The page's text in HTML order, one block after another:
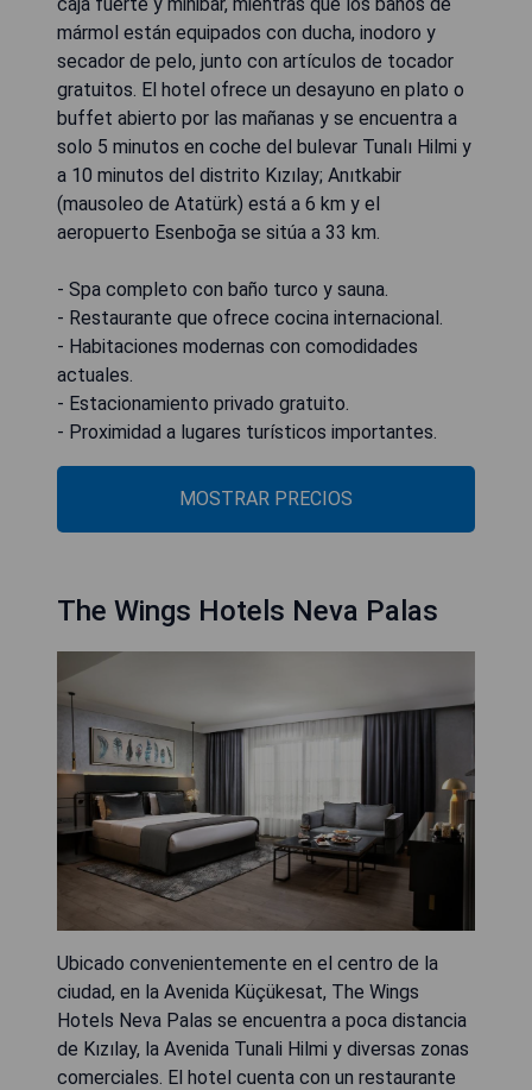
mármol están equipados con ducha, inodoro y
secador de pelo, junto con artículos de tocador
gratuitos. El hotel ofrece un desayuno en plato o
buffet abierto por las mañanas y se encuentra a
solo 5 minutos en coche del bulevar Tunalı Hilmi y
a 10 minutos del distrito Kızılay; Anıtkabir
(mausoleo de Atatürk) está a 6 km y el
aeropuerto Esenboğa se sitúa a 33 km.
- Spa completo con baño turco y sauna.
- Restaurante que ofrece cocina internacional.
- Habitaciones modernas con comodidades
actuales.
- Estacionamiento privado gratuito.
- Proximidad a lugares turísticos importantes.
MOSTRAR PRECIOS
The Wings Hotels Neva Palas
Ubicado convenientemente en el centro de la
ciudad, en la Avenida Küçükesat, The Wings
Hotels Neva Palas se encuentra a poca distancia
de Kızılay, la Avenida Tunali Hilmi y diversas zonas
comerciales. El hotel cuenta con un restaurante